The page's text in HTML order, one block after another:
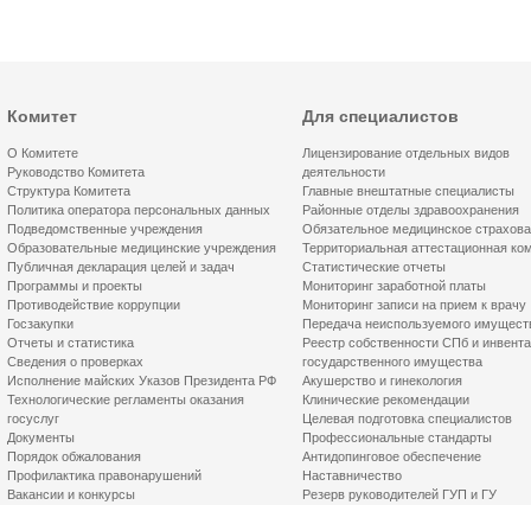
Комитет
О Комитете
Руководство Комитета
Структура Комитета
Политика оператора персональных данных
Подведомственные учреждения
Образовательные медицинские учреждения
Публичная декларация целей и задач
Программы и проекты
Противодействие коррупции
Госзакупки
Отчеты и статистика
Сведения о проверках
Исполнение майских Указов Президента РФ
Технологические регламенты оказания
госуслуг
Документы
Порядок обжалования
Профилактика правонарушений
Вакансии и конкурсы
Для специалистов
Лицензирование отдельных видов
деятельности
Главные внештатные специалисты
Районные отделы здравоохранения
Обязательное медицинское
Территориальная аттестационная
Статистические отчеты
Мониторинг заработной платы
Мониторинг записи на прием к врачу
Передача неиспользуемого
Реестр собственности СПб и
государственного имущества
Акушерство и гинекология
Клинические рекомендации
Целевая подготовка специалистов
Профессиональные стандарты
Антидопинговое обеспечение
Наставничество
Резерв руководителей ГУП и ГУ